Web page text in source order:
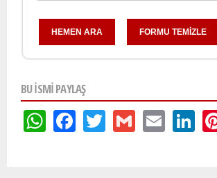
BU ISMI PAYLAŞ
WhatsApp
Facebook
Twitter
Gmail